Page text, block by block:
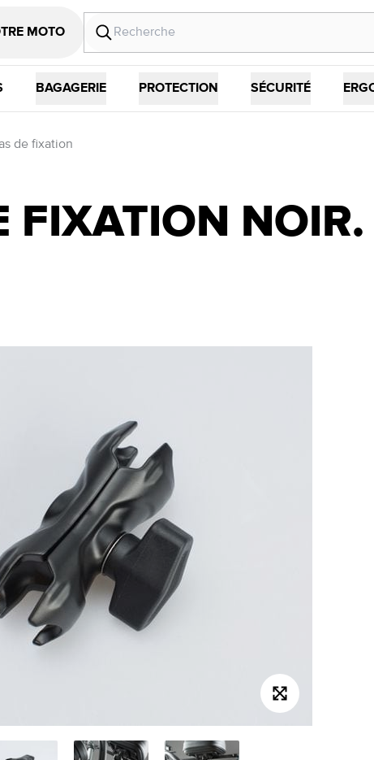
MOTO
BAGAGERIE PROTECTION SÉCURITÉ
de fixation
FIXATION